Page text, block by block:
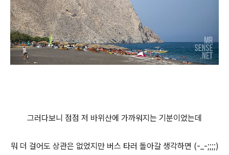
그러다보니 점점 저 바위산에 가까워지는 기분이었는데
뭐 더 걸어도 상관은 없었지만 버스 타러 돌아갈 생각하면 (-_-;;;;)